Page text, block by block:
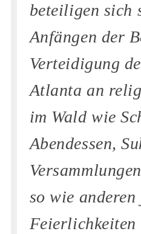
beteiligen sich
Anfängen der
Verteidigung
Atlanta an
im Wald wie
Abendessen,
so wie
Feierlichkeiten